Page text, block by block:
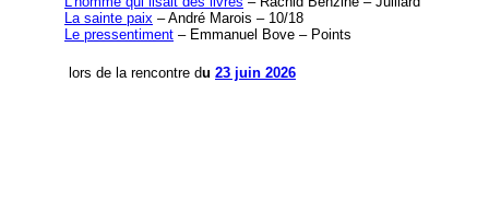
La sainte paix – André Marois – 10/18
Le pressentiment – Emmanuel Bove – Points
lors de la rencontre du 23 juin 2026